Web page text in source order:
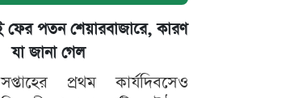
ফের পতন শেয়ারবাজারে, কারণ
যা জানা গেল
সপ্তাহের প্রথম কার্যদিবসেও